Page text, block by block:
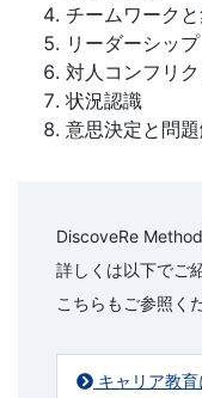
チームワーク
リーダーシップ
対人コンフリ
状況認識
意思決定と問
DiscoveRe Method
詳しくは以下でご
こちらもご参照く
キャリア教育